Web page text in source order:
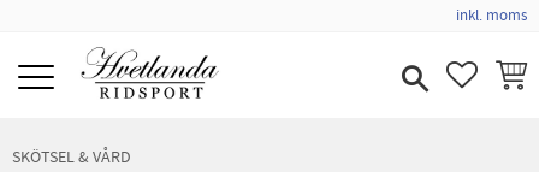
inkl. moms
SKÖTSEL & VÅRD